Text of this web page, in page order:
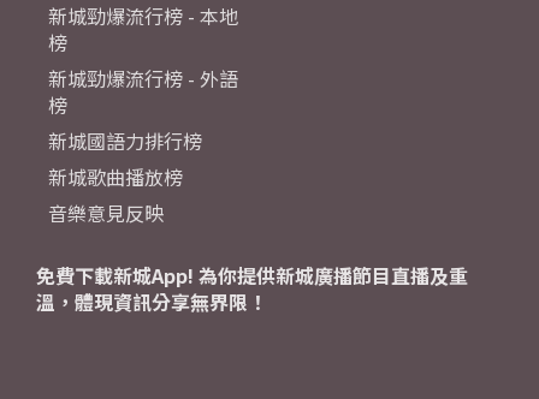
新城勁爆流行榜 - 本地
榜
新城勁爆流行榜 - 外語
榜
新城國語力排行榜
新城歌曲播放榜
音樂意見反映
免費下載新城App! 為你提供新城廣播節目直播及重
溫，體現資訊分享無界限！